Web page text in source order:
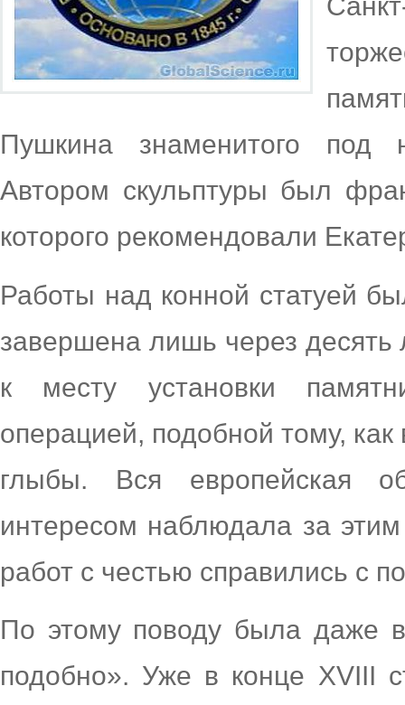
Пушкина знаменитого под
Автором скульптуры был
которого рекомендовали
Работы над конной статуей
завершена лишь через десять
к месту установки
операцией, подобной тому,
глыбы. Вся европейская
интересом наблюдала за
работ с честью справились с
По этому поводу была даже
подобно». Уже в конце XVIII